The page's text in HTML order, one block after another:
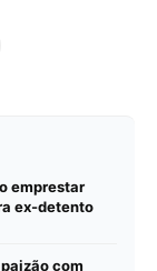
emprestar
ex-detento
com